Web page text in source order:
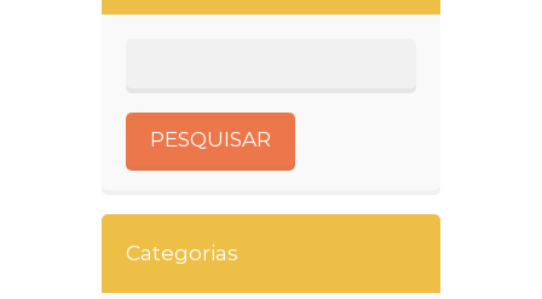
Categorias